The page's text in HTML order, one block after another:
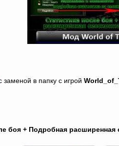
заменой в папку с игрой
боя + Подробная